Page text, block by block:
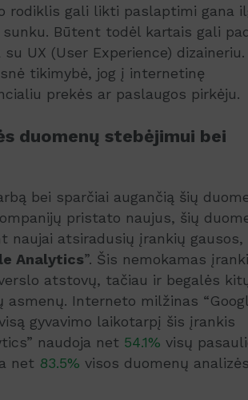
rodiklis gali likti paslaptimi gana
Būtent todėl kartais gali
UX (User Experience) dizaineriu.
tikimybė, jog į internetinę
prekės ar paslaugos pirkėju.
duomenų stebėjimui bei
bei sparčiai augančią šių
pristato naujus, šių
naujai atsiradusių įrankių gausos,
Analytics”. Šis nemokamas
atstovų, tačiau ir begalės
Interneto milžinas
gyvavimo laikotarpį šis įrankis
naudoja net 54.1% visų
net 83.5% visos duomenų analizės